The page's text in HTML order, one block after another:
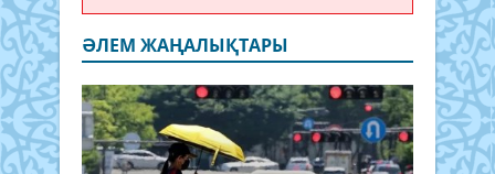
ӘЛЕМ ЖАҢАЛЫҚТАРЫ